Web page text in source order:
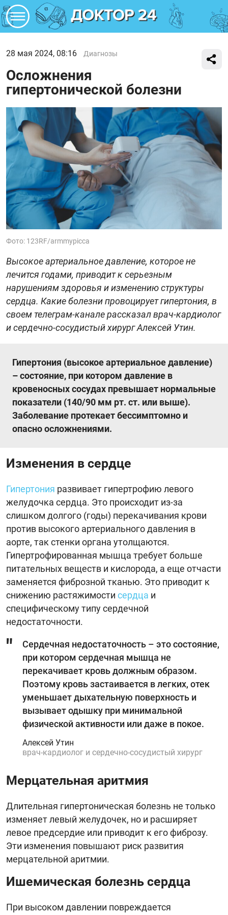
28 мая 2024, 08:16 Диагнозы
Осложнения
гипертонической болезни
Фото: 123RF/armmypicca
Высокое артериальное давление, которое не
лечится годами, приводит к серьезным
нарушениям здоровья и изменению структуры
сердца. Какие болезни провоцирует гипертония, в
своем телеграм-канале рассказал врач-кардиолог
и сердечно-сосудистый хирург Алексей Утин.
Гипертония (высокое артериальное давление)
– состояние, при котором давление в
кровеносных сосудах превышает нормальные
показатели (140/90 мм рт. ст. или выше).
Заболевание протекает бессимптомно и
опасно осложнениями.
Изменения в сердце
Гипертония развивает гипертрофию левого
желудочка сердца. Это происходит из-за
слишком долгого (годы) перекачивания крови
против высокого артериального давления в
аорте, так стенки органа утолщаются.
Гипертрофированная мышца требует больше
питательных веществ и кислорода, а еще отчасти
заменяется фиброзной тканью. Это приводит к
снижению растяжимости сердца и
специфическому типу сердечной
недостаточности.
Сердечная недостаточность – это состояние,
при котором сердечная мышца не
перекачивает кровь должным образом.
Поэтому кровь застаивается в легких, отек
уменьшает дыхательную поверхность и
вызывает одышку при минимальной
физической активности или даже в покое.
Алексей Утин
врач-кардиолог и сердечно-сосудистый хирург
Мерцательная аритмия
Длительная гипертоническая болезнь не только
изменяет левый желудочек, но и расширяет
левое предсердие или приводит к его фиброзу.
Эти изменения повышают риск развития
мерцательной аритмии.
Ишемическая болезнь сердца
При высоком давлении повреждается